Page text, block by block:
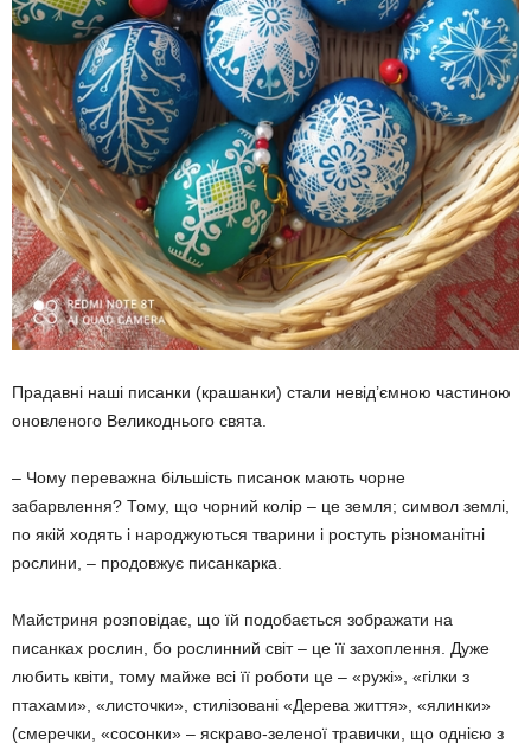
Прадавні наші писанки (крашанки) стали невід’ємною частиною
оновленого Великод­нього свята.
– Чому переважна більшість писанок мають чорне
забарвлення? Тому, що чорний колір – це земля; символ землі,
по якій хо­дять і народжуються тварини і ростуть різно­манітні
рослини, – продовжує писанкарка.
Майстриня розповідає, що їй подобається зображати на
писанках рослин, бо рослин­ний світ – це її захоплення. Дуже
любить квіти, тому майже всі її роботи це – «ружі», «гілки з
птахами», «листочки», стилізовані «Дерева життя», «ялинки»
(смеречки, «со­сонки» – яскраво-зеленої травички, що одні­єю з